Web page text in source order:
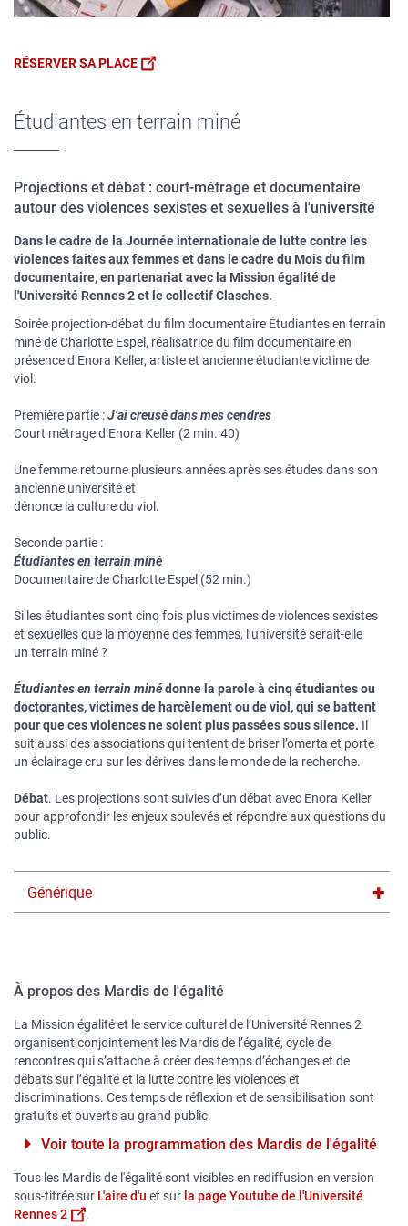
RÉSERVER SA PLACE
Étudiantes en terrain miné
Projections et débat : court-métrage et documentaire
autour des violences sexistes et sexuelles à l'université
Dans le cadre de la Journée internationale de lutte contre les
violences faites aux femmes et dans le cadre du Mois du film
documentaire, en partenariat avec la Mission égalité de
l'Université Rennes 2 et le collectif Clasches.
Soirée projection-débat du film documentaire Étudiantes en terrain
miné de Charlotte Espel, réalisatrice du film documentaire en
présence d’Enora Keller, artiste et ancienne étudiante victime de
viol.
Première partie :J’ai creusé dans mes cendres
Court métrage d’Enora Keller (2 min. 40)
Une femme retourne plusieurs années après ses études dans son
ancienne université et
dénonce la culture du viol.
Seconde partie :
Étudiantes en terrain miné
Documentaire de Charlotte Espel (52 min.)
Si les étudiantes sont cinq fois plus victimes de violences sexistes
et sexuelles que la moyenne des femmes, l’université serait-elle
un terrain miné ?
Étudiantes en terrain minédonne la parole à cinq étudiantes ou
doctorantes, victimes de harcèlement ou de viol, qui se battent
pour que ces violences ne soient plus passées sous silence. Il
suit aussi des associations qui tentent de briser l’omerta et porte
un éclairage cru sur les dérives dans le monde de la recherche.
Débat. Les projections sont suivies d’un débat avec Enora Keller
pour approfondir les enjeux soulevés et répondre aux questions du
public.
Titre
du
Générique
À propos des Mardis de l'égalité
La Mission égalité et le service culturel de l’Université Rennes 2
organisent conjointement les Mardis de l’égalité, cycle de
rencontres qui s’attache à créer des temps d’échanges et de
débats sur l’égalité et la lutte contre les violences et
discriminations. Ces temps de réflexion et de sensibilisation sont
gratuits et ouverts au grand public.
Voir toute la programmation des Mardis de l'égalité
Tous les Mardis de l'égalité sont visibles en rediffusion en version
sous-titrée sur L'aire d'u et sur la page Youtube de l'Université
Rennes 2
.